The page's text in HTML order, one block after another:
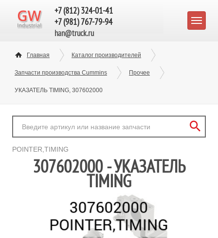
+7 (812) 324-01-41
+7 (981) 767-79-94
han@truck.ru
Главная Каталог производителей
Запчасти производства Cummins Прочее
УКАЗАТЕЛЬ TIMING, 307602000
POINTER,TIMING
307602000 - УКАЗАТЕЛЬ
TIMING